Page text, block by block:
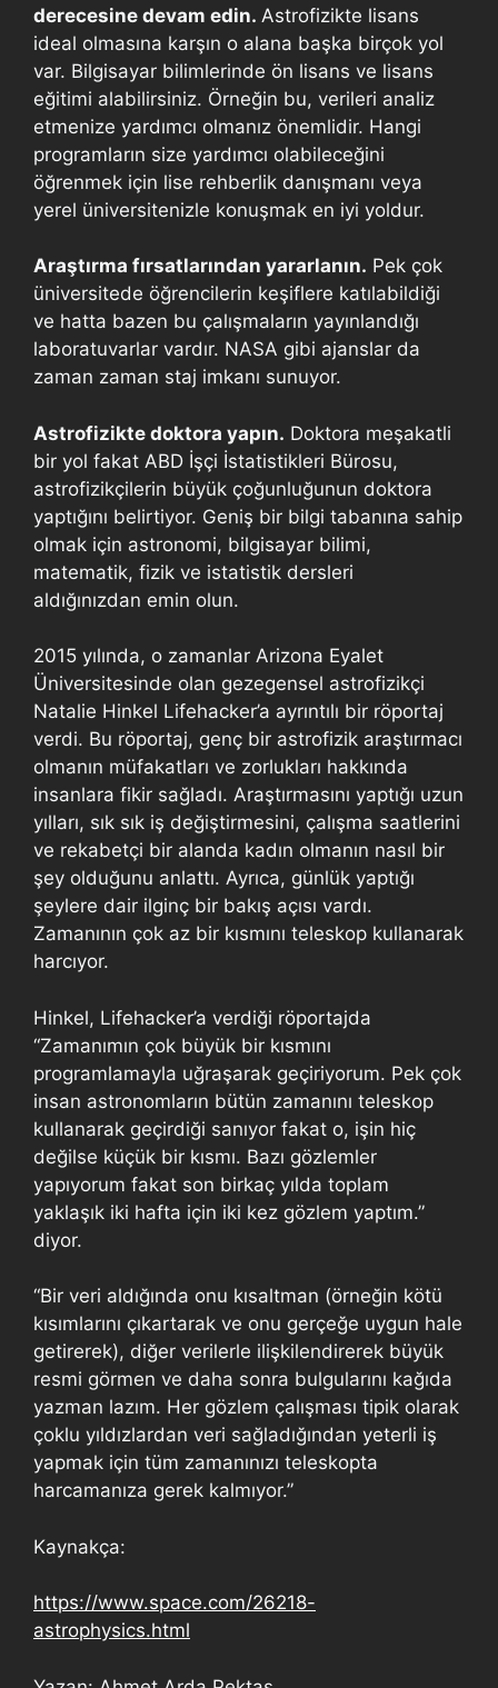
derecesine devam edin. Astrofizikte lisans
ideal olmasına karşın o alana başka birçok yol
var. Bilgisayar bilimlerinde ön lisans ve lisans
eğitimi alabilirsiniz. Örneğin bu, verileri analiz
etmenize yardımcı olmanız önemlidir. Hangi
programların size yardımcı olabileceğini
öğrenmek için lise rehberlik danışmanı veya
yerel üniversitenizle konuşmak en iyi yoldur.
Araştırma fırsatlarından yararlanın. Pek çok
üniversitede öğrencilerin keşiflere katılabildiği
ve hatta bazen bu çalışmaların yayınlandığı
laboratuvarlar vardır. NASA gibi ajanslar da
zaman zaman staj imkanı sunuyor.
Astrofizikte doktora yapın. Doktora meşakatli
bir yol fakat ABD İşçi İstatistikleri Bürosu,
astrofizikçilerin büyük çoğunluğunun doktora
yaptığını belirtiyor. Geniş bir bilgi tabanına sahip
olmak için astronomi, bilgisayar bilimi,
matematik, fizik ve istatistik dersleri
aldığınızdan emin olun.
2015 yılında, o zamanlar Arizona Eyalet
Üniversitesinde olan gezegensel astrofizikçi
Natalie Hinkel Lifehacker’a ayrıntılı bir röportaj
verdi. Bu röportaj, genç bir astrofizik araştırmacı
olmanın müfakatları ve zorlukları hakkında
insanlara fikir sağladı. Araştırmasını yaptığı uzun
yılları, sık sık iş değiştirmesini, çalışma saatlerini
ve rekabetçi bir alanda kadın olmanın nasıl bir
şey olduğunu anlattı. Ayrıca, günlük yaptığı
şeylere dair ilginç bir bakış açısı vardı.
Zamanının çok az bir kısmını teleskop kullanarak
harcıyor.
Hinkel, Lifehacker’a verdiği röportajda
“Zamanımın çok büyük bir kısmını
programlamayla uğraşarak geçiriyorum. Pek çok
insan astronomların bütün zamanını teleskop
kullanarak geçirdiği sanıyor fakat o, işin hiç
değilse küçük bir kısmı. Bazı gözlemler
yapıyorum fakat son birkaç yılda toplam
yaklaşık iki hafta için iki kez gözlem yaptım.”
diyor.
“Bir veri aldığında onu kısaltman (örneğin kötü
kısımlarını çıkartarak ve onu gerçeğe uygun hale
getirerek), diğer verilerle ilişkilendirerek büyük
resmi görmen ve daha sonra bulgularını kağıda
yazman lazım. Her gözlem çalışması tipik olarak
çoklu yıldızlardan veri sağladığından yeterli iş
yapmak için tüm zamanınızı teleskopta
harcamanıza gerek kalmıyor.”
Kaynakça:
https://www.space.com/26218-
astrophysics.html